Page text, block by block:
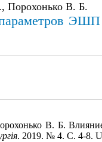
Порохонько В. Б.
ЭШП
В. Б. Влияние
. 2019. № 4. С. 4-8.